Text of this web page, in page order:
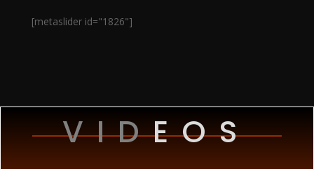
[metaslider id="1826"]
VIDEOS